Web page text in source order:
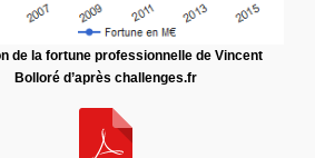
de la fortune professionnelle de Vincent
Bolloré d’après challenges.fr